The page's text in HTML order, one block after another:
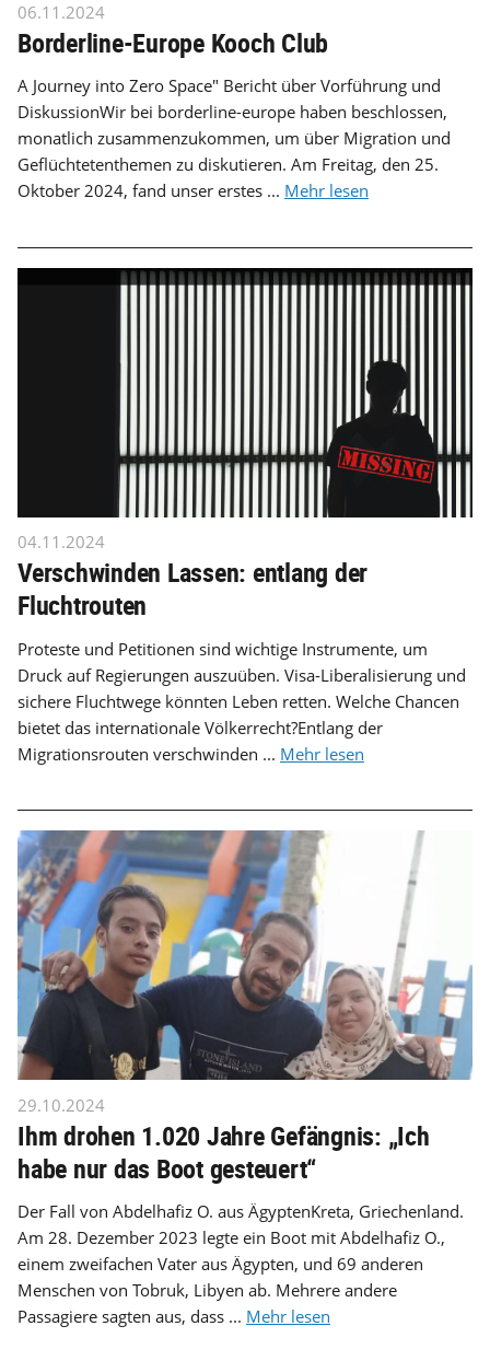
06.11.2024
Borderline-Europe Kooch Club
A Journey into Zero Space" Bericht über Vorführung und
DiskussionWir bei borderline-europe haben beschlossen,
monatlich zusammenzukommen, um über Migration und
Geflüchtetenthemen zu diskutieren. Am Freitag, den 25.
Oktober 2024, fand unser erstes ... Mehr lesen
04.11.2024
Verschwinden Lassen: entlang der
Fluchtrouten
Proteste und Petitionen sind wichtige Instrumente, um
Druck auf Regierungen auszuüben. Visa-Liberalisierung und
sichere Fluchtwege könnten Leben retten. Welche Chancen
bietet das internationale Völkerrecht?Entlang der
Migrationsrouten verschwinden ... Mehr lesen
29.10.2024
Ihm drohen 1.020 Jahre Gefängnis: „Ich
habe nur das Boot gesteuert“
Der Fall von Abdelhafiz O. aus ÄgyptenKreta, Griechenland.
Am 28. Dezember 2023 legte ein Boot mit Abdelhafiz O.,
einem zweifachen Vater aus Ägypten, und 69 anderen
Menschen von Tobruk, Libyen ab. Mehrere andere
Passagiere sagten aus, dass ... Mehr lesen